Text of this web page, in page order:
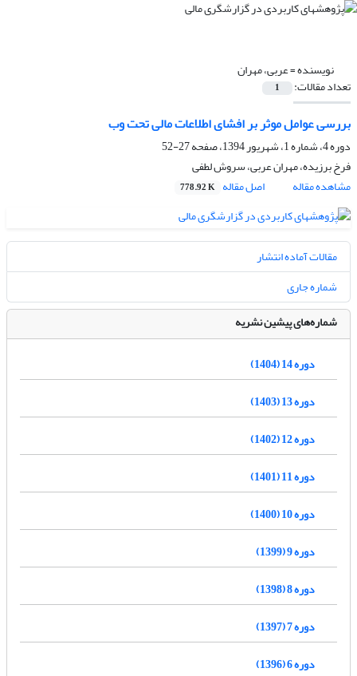
نویسنده =عربی، مهران
تعداد مقالات: 1
بررسی عوامل موثر بر افشای اطلاعات مالی تحت وب
دوره 4، شماره 1، شهریور 1394، صفحه
27-52
فرخ برزیده، مهران عربی، سروش لطفی
مشاهده مقاله
اصل مقاله 778.92 K
مقالات آماده انتشار
شماره جاری
شماره‌های پیشین نشریه
دوره 14 (1404)
دوره 13 (1403)
دوره 12 (1402)
دوره 11 (1401)
دوره 10 (1400)
دوره 9 (1399)
دوره 8 (1398)
دوره 7 (1397)
دوره 6 (1396)